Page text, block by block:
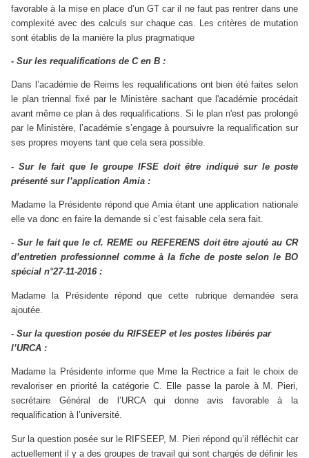
favorable à la mise en place d’un GT car il ne faut pas rentrer dans une
complexité avec des calculs sur chaque cas. Les critères de mutation
sont établis de la manière la plus pragmatique
- Sur les requalifications de C en B :
Dans l’académie de Reims les requalifications ont bien été faites selon
le plan triennal fixé par le Ministère sachant que l'académie procédait
avant même ce plan à des requalifications. Si le plan n'est pas prolongé
par le Ministère, l’académie s’engage à poursuivre la requalification sur
ses propres moyens tant que cela sera possible.
- Sur le fait que le groupe IFSE doit être indiqué sur le poste
présenté sur l’application Amia :
Madame la Présidente répond que Amia étant une application nationale
elle va donc en faire la demande si c’est faisable cela sera fait.
- Sur le fait quelecf. REME ou REFERENS doit être ajouté au CR
d’entretien professionnel comme à la fiche de poste selon le BO
spécial n°27-11-2016:
Madamela Présidenterépond que cette rubrique demandée sera
ajoutée.
- Sur la question posée du RIFSEEP et les postes libérés par
l’URCA :
Madame la Présidente informe que Mme la Rectrice a fait le choix de
revaloriser en priorité la catégorie C. Elle passe la parole à M. Pieri,
secrétaire Général de l’URCA qui donne avis favorable à la
requalification à l’université.
Sur la question posée sur le RIFSEEP, M. Pieri répond qu’il réfléchit car
actuellement il y a des groupes de travail qui sont chargés de définir les